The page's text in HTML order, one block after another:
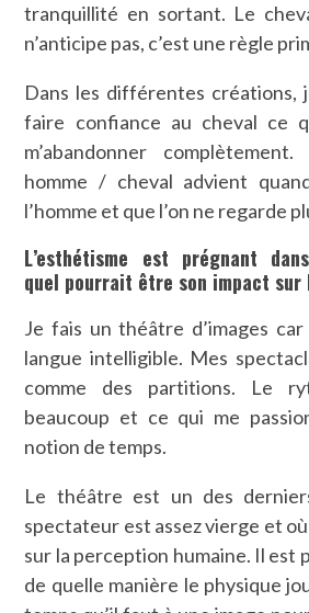
tranquillité en sortant. Le
n’anticipe pas, c’est une règle
Dans les différentes créations,
faire confiance au cheval ce
m’abandonner
homme / cheval advient
l’homme et que l’on ne regarde
L’esthétisme est prégnant
quel pourrait être son impact
Je fais un théâtre d’images
langue intelligible. Mes
comme des partitions. Le
beaucoup et ce qui me
notion de temps.
Le théâtre est un des
spectateur est assez vierge et
sur la perception humaine. Il est
de quelle manière le physique